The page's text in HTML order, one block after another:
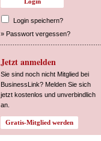
Login speichern?
» Passwort vergessen?
Jetzt anmelden
Sie sind noch nicht Mitglied bei
BusinessLink? Melden Sie sich
jetzt kostenlos und unverbindlich
an.